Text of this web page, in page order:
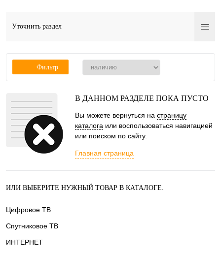
Уточнить раздел
Фильтр
В ДАННОМ РАЗДЕЛЕ ПОКА ПУСТО
Вы можете вернуться на страницу
каталога или воспользоваться навигацией
или поиском по сайту.
Главная страница
ИЛИ ВЫБЕРИТЕ НУЖНЫЙ ТОВАР В КАТАЛОГЕ.
Цифровое ТВ
Спутниковое ТВ
ИНТЕРНЕТ